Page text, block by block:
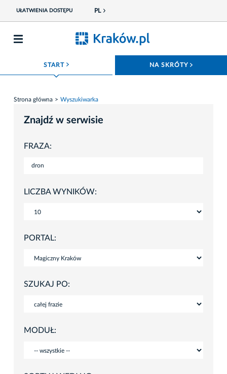
UŁATWIENIA DOSTĘPU PL
START ROZWIŃ MENU NA SKRÓTY
Strona główna Wyszukiwarka
Znajdź w serwisie
FRAZA:
LICZBA WYNIKÓW:
PORTAL:
SZUKAJ PO:
MODUŁ: